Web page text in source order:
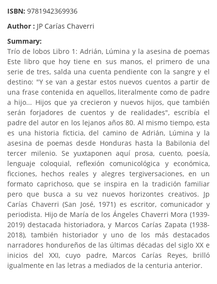
ISBN: 9781942369936
Author : JP Carías Chaverri
Summary:
Trío de lobos Libro 1: Adrián, Lúmina y la asesina de poemas
Este libro que hoy tiene en sus manos, el primero de una
serie de tres, salda una cuenta pendiente con la sangre y el
destino: "Y se van a gestar estos nuevos cuentos a partir de
una frase contenida en aquellos, literalmente como de padre
a hijo... Hijos que ya crecieron y nuevos hijos, que también
serán forjadores de cuentos y de realidades", escribía el
padre del autor en los lejanos años 80. Al mismo tiempo, esta
es una historia ficticia, del camino de Adrián, Lúmina y la
asesina de poemas desde Honduras hasta la Babilonia del
tercer milenio. Se yuxtaponen aquí prosa, cuento, poesía,
lenguaje coloquial, reflexión comunicológica y económica,
ficciones, hechos reales y alegres tergiversaciones, en un
formato caprichoso, que se inspira en la tradición familiar
pero que busca a su vez nuevos horizontes creativos. Jp
Carías Chaverri (San José, 1971) es escritor, comunicador y
periodista. Hijo de María de los Ángeles Chaverri Mora (1939-
2019) destacada historiadora, y Marcos Carías Zapata (1938-
2018), también historiador y uno de los más destacados
narradores hondureños de las últimas décadas del siglo XX e
inicios del XXI, cuyo padre, Marcos Carías Reyes, brilló
igualmente en las letras a mediados de la centuria anterior.